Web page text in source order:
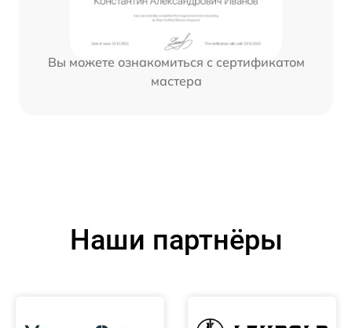
Вы можете ознакомиться с сертификатом
мастера
Наши партнёры